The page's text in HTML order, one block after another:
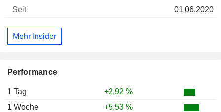
Performance
1 Tag
+2,92 %
1 Woche
+5,53 %
01.06.2020
Mehr Insider